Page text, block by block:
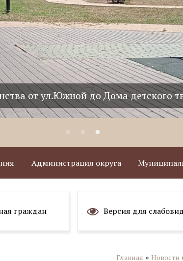
от ул.Южной до Дома детского
Администрация округа
граждан Версия для
Главная »Новости